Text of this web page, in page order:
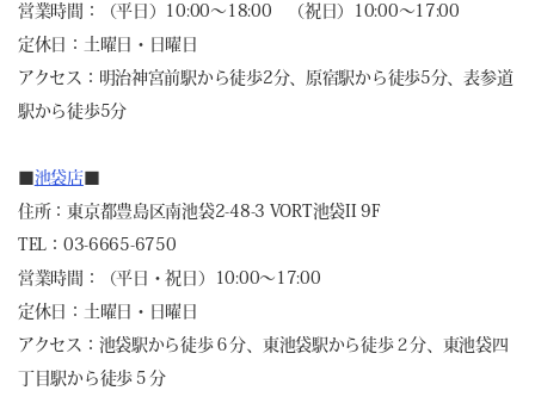
営業時間：（平日）10:00～18:00 （祝日）10:00～17:00
定休日：土曜日・日曜日
アクセス：明治神宮前駅から徒歩2分、原宿駅から徒歩5分、表参道
駅から徒歩5分
池袋店
住所：東京都豊島区南池袋2-48-3 VORT池袋II 9F
TEL：03-6665-6750
営業時間：（平日・祝日）10:00～17:00
定休日：土曜日・日曜日
アクセス：池袋駅から徒歩６分、東池袋駅から徒歩２分、東池袋四
丁目駅から徒歩５分